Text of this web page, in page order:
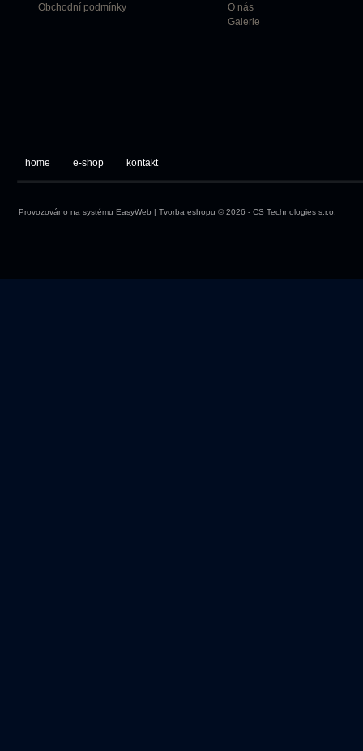
Obchodní podmínky
O nás
Galerie
home e-shop kontakt
Provozováno na systému EasyWeb | Tvorba eshopu © 2026 - CS Technologies s.r.o.